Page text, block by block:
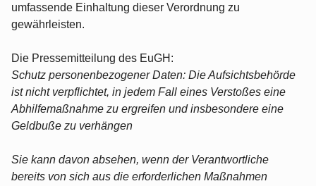
umfassende Einhaltung dieser Verordnung zu
gewährleisten.
Die Pressemitteilung des EuGH:
Schutz personenbezogener Daten: Die Aufsichtsbehörde
ist nicht verpflichtet, in jedem Fall eines Verstoßes eine
Abhilfemaßnahme zu ergreifen und insbesondere eine
Geldbuße zu verhängen
Sie kann davon absehen, wenn der Verantwortliche
bereits von sich aus die erforderlichen Maßnahmen